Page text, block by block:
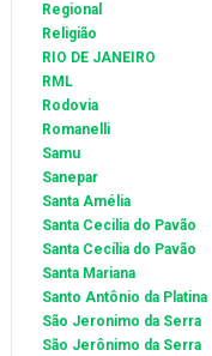
Regional
Religião
RIO DE JANEIRO
RML
Rodovia
Romanelli
Samu
Sanepar
Santa Amélia
Santa Cecilia do Pavão
Santa Cecília do Pavão
Santa Mariana
Santo Antônio da Platina
São Jeronimo da Serra
São Jerônimo da Serra